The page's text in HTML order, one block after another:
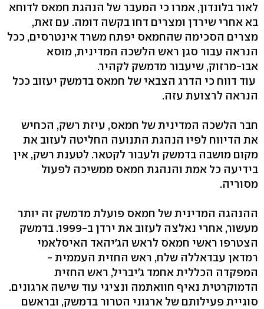
לאור בלונדון, אמרו כי המעבר של הנהגת חמאס לדוחא
בא אחרי שירדן ומצרים דחו בקשה דומה. עם זאת,
מצרים הסכימה שהחמאס יפתח משרד אינטרסים, ככל
הנראה עבור סגן ראש הלשכה המדינית, מוסא
אבו-מרזוק, שיעבור מדמשק לקהיר.
עוד דווח כי הדרג הצבאי של חמאס בדמשק יעזוב ככל
הנראה לרצועת עזה.
חבר הלשכה המדינית של חמאס, עיזת רשק, הכחיש
את הדיווח לפיו הנהגת התנועה החליטה לעזוב את
מקום מושבה בדמשק ולעבור לקטאר. לטענת רשק, אין
בידיעה כל אמת והנהגת חמאס ממשיכה לפעול
מסוריה.
ההנהגה המדינית של חמאס פועלת מדמשק זה יותר
מעשור, אחרי נאלצה לעזוב את ירדן ב-1999. בדמשק
הצטרפו ראשי חמאס לראש הג'יהאד האיסלאמי
רמדאן עבדאללה שלח, ראש החזית העממית -
המפקדה הכללית אחמד ג'יבריל, ראש החזית
הדמוקרטית נאיף חוואתמה ונציגי עוד שישה ארגונים.
סוגיית פעילותם של ארגוני הטרור בדמשק, ובראשם